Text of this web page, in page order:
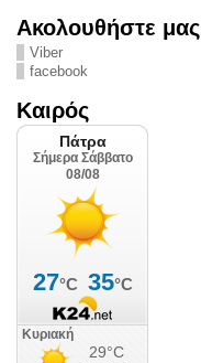
Ακολουθήστε μας
Viber
facebook
Καιρός
2026